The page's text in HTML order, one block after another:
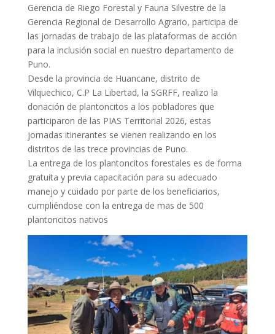
Gerencia de Riego Forestal y Fauna Silvestre de la
Gerencia Regional de Desarrollo Agrario, participa de
las jornadas de trabajo de las plataformas de acción
para la inclusión social en nuestro departamento de
Puno.
Desde la provincia de Huancane, distrito de
Vilquechico, C.P La Libertad, la SGRFF, realizo la
donación de plantoncitos a los pobladores que
participaron de las PIAS Territorial 2026, estas
jornadas itinerantes se vienen realizando en los
distritos de las trece provincias de Puno.
La entrega de los plantoncitos forestales es de forma
gratuita y previa capacitación para su adecuado
manejo y cuidado por parte de los beneficiarios,
cumpliéndose con la entrega de mas de 500
plantoncitos nativos